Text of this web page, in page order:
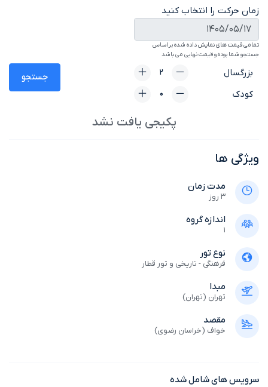
زمان حرکت را انتخاب کنید
تمامی قیمت های نمایش داده شده براساس
جستجو شما بوده و قیمت نهایی می باشد
بزرگسال
کودک
جستجو
پکیجی یافت نشد
ویژگی ها
مدت زمان
3 روز
اندازه گروه
1
نوع تور
فرهنگی - تاریخی و تور قطار
مبدا
تهران (تهران)
مقصد
خواف (خراسان رضوی)
سرویس های شامل شده